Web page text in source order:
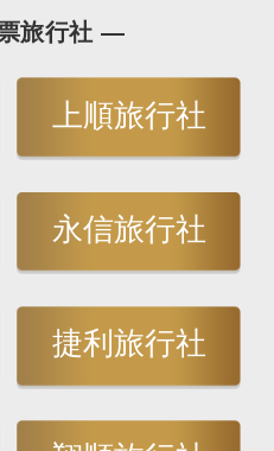
旅行社 —
上順旅行社
永信旅行社
捷利旅行社